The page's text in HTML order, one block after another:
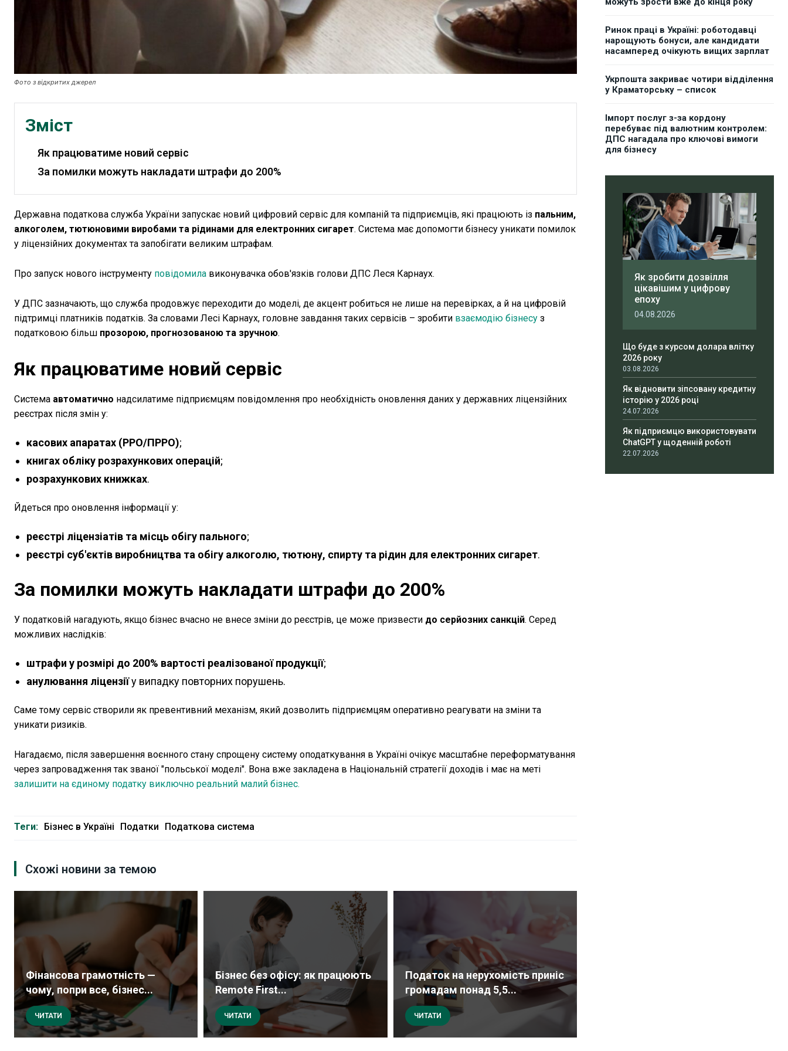
Фото з відкритих джерел
Зміст
Як працюватиме новий сервіс
За помилки можуть накладати штрафи до 200%
Державна податкова служба України запускає новий цифровий сервіс для компаній та підприємців, які працюють із пальним,
алкоголем, тютюновими виробами та рідинами для електронних сигарет. Система має допомогти бізнесу уникати помилок
у ліцензійних документах та запобігати великим штрафам.
Про запуск нового інструменту повідомила виконувачка обов'язків голови ДПС Леся Карнаух.
У ДПС зазначають, що служба продовжує переходити до моделі, де акцент робиться не лише на перевірках, а й на цифровій
підтримці платників податків. За словами Лесі Карнаух, головне завдання таких сервісів – зробити взаємодію бізнесу з
податковою більш прозорою, прогнозованою та зручною.
Як працюватиме новий сервіс
Система автоматично надсилатиме підприємцям повідомлення про необхідність оновлення даних у державних ліцензійних
реєстрах після змін у:
касових апаратах (РРО/ПРРО);
книгах обліку розрахункових операцій;
розрахункових книжках.
Йдеться про оновлення інформації у:
реєстрі ліцензіатів та місць обігу пального;
реєстрі суб'єктів виробництва та обігу алкоголю, тютюну, спирту та рідин для електронних сигарет.
За помилки можуть накладати штрафи до 200%
У податковій нагадують, якщо бізнес вчасно не внесе зміни до реєстрів, це може призвести до серйозних санкцій. Серед
можливих наслідків:
штрафи у розмірі до 200% вартості реалізованої продукції;
анулювання ліцензіїу випадку повторних порушень.
Саме тому сервіс створили як превентивний механізм, який дозволить підприємцям оперативно реагувати на зміни та
уникати ризиків.
Нагадаємо, після завершення воєнного стану спрощену систему оподаткування в Україні очікує масштабне переформатування
через запровадження так званої "польської моделі". Вона вже закладена в Національній стратегії доходів і має на меті
залишити на єдиному податку виключно реальний малий бізнес.
Теги: Бізнес в Україні Податки Податкова система
Схожі новини за темою
Фінансова грамотність —
чому, попри все, бізнес...
ЧИТАТИ
Бізнес без офісу: як працюють
Remote First...
ЧИТАТИ
Податок на нерухомість приніс
громадам понад 5,5...
ЧИТАТИ
Ринок праці в Україні: роботодавці
нарощують бонуси, але кандидати
насамперед очікують вищих зарплат
Укрпошта закриває чотири відділення
у Краматорську – список
Імпорт послуг з-за кордону
перебуває під валютним контролем:
ДПС нагадала про ключові вимоги
для бізнесу
Як зробити дозвілля
цікавішим у цифрову
епоху
04.08.2026
Що буде з курсом долара влітку
2026 року
03.08.2026
Як відновити зіпсовану кредитну
історію у 2026 році
24.07.2026
Як підприємцю використовувати
ChatGPT у щоденній роботі
22.07.2026